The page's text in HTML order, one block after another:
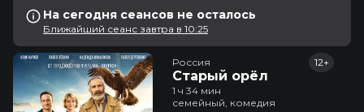
На сегодня сеансов не осталось
Ближайший сеанс завтра в 10:25
Россия
Старый орёл
12+
1 ч 34 мин
семейный, комедия